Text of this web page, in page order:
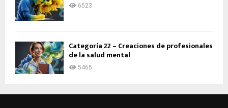
6523
Categoría 22 – Creaciones de profesionales
de la salud mental
5465